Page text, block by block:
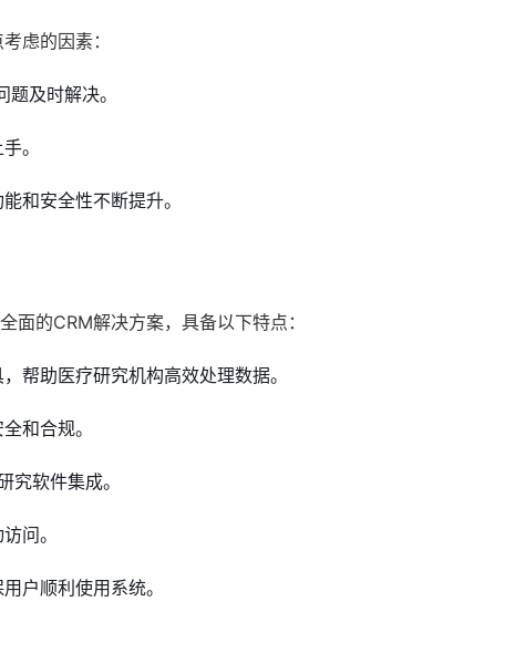
虑的因素：
及时解决。
。
和安全性不断提升。
面的CRM解决方案，具备以下特点：
帮助医疗研究机构高效处理数据。
和合规。
究软件集成。
问。
户顺利使用系统。